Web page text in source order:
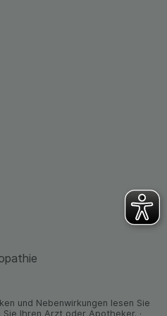
relevant für Sie
Sie, dass Daten
wie z.B. Google oder
werden.
und Neben­wirkungen lesen Sie
Ihren Arzt oder Apo­theker. ·